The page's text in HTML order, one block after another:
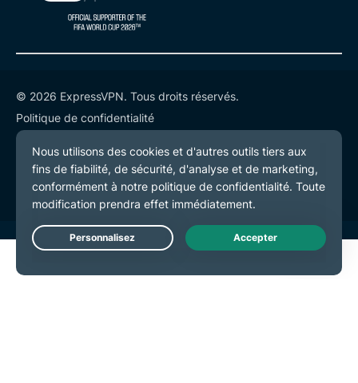
© 2026 ExpressVPN. Tous droits réservés.
Politique de confidentialité
Conditions de service
Préférences de cookies
Live Chat